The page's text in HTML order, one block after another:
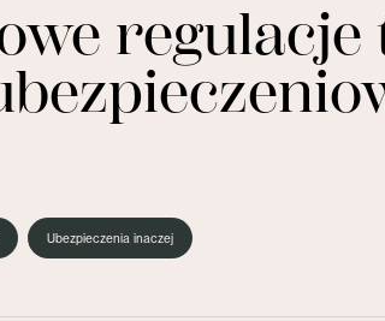
regulacje
Ubezpieczenia inaczej